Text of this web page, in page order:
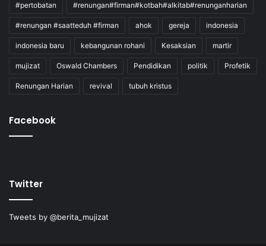
#pertobatan #renungan#firman#kotbah#alkitab#renunganharian
#renungan #saatteduh #firman ahok gereja indonesia
indonesia baru kebangunan rohani Kesaksian martir
mujizat Oswald Chambers Pendidikan politik Profetik
Renungan Harian revival tubuh kristus
Facebook
Twitter
Tweets by @berita_mujizat